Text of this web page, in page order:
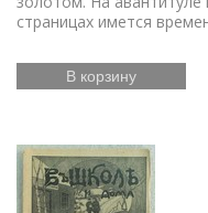
страницах имется
В корзину